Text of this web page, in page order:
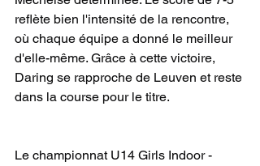
reflète bien l'intensité de la rencontre,
où chaque équipe a donné le meilleur
d'elle-même. Grâce à cette victoire,
Daring se rapproche de Leuven et reste
dans la course pour le titre.
Le championnat U14 Girls Indoor -